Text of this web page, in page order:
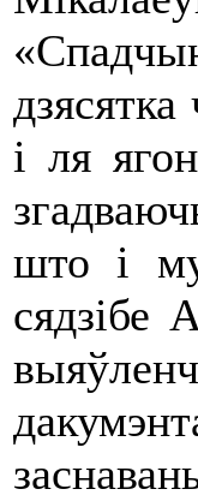
і ля
што і
сядзібе